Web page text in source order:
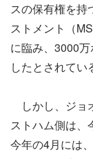
スの保有権を持
ストメント（
に臨み、3000
したとされてい
しかし、ジョ
ストハム側は、
今年の4月には